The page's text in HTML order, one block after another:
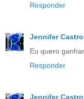
Responder
Jennifer Castro
Eu quero
Responder
Jennifer Castro